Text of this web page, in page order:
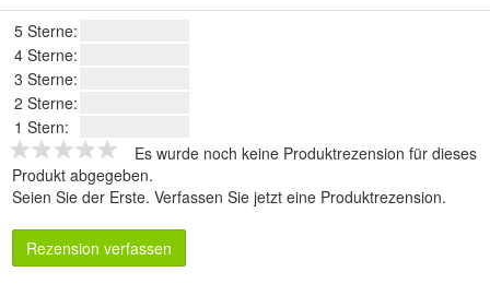
5 Sterne:
4 Sterne:
3 Sterne:
2 Sterne:
1 Stern:
Es wurde noch keine Produktrezension für dieses
Produkt abgegeben.
Seien Sie der Erste. Verfassen Sie jetzt eine Produktrezension.
Rezension verfassen